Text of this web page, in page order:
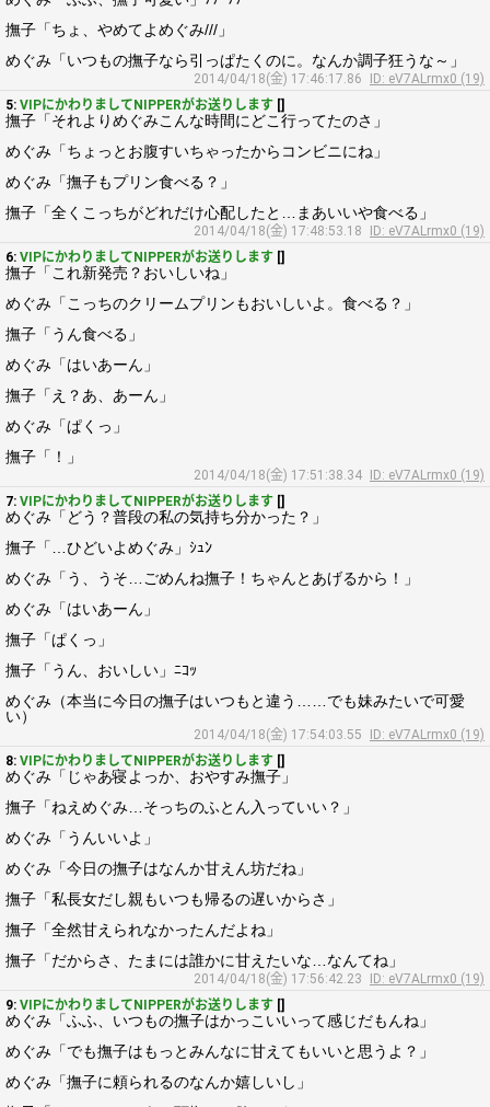
撫子「ちょ、やめてよめぐみ///」
めぐみ「いつもの撫子なら引っぱたくのに。なんか調子狂うな～」
2014/04/18(金) 17:46:17.86
ID: eV7ALrmx0 (19)
5: VIPにかわりましてNIPPERがお送りします []
撫子「それよりめぐみこんな時間にどこ行ってたのさ」
めぐみ「ちょっとお腹すいちゃったからコンビニにね」
めぐみ「撫子もプリン食べる？」
撫子「全くこっちがどれだけ心配したと…まあいいや食べる」
2014/04/18(金) 17:48:53.18
ID: eV7ALrmx0 (19)
6: VIPにかわりましてNIPPERがお送りします []
撫子「これ新発売？おいしいね」
めぐみ「こっちのクリームプリンもおいしいよ。食べる？」
撫子「うん食べる」
めぐみ「はいあーん」
撫子「え？あ、あーん」
めぐみ「ぱくっ」
撫子「！」
2014/04/18(金) 17:51:38.34
ID: eV7ALrmx0 (19)
7: VIPにかわりましてNIPPERがお送りします []
めぐみ「どう？普段の私の気持ち分かった？」
撫子「…ひどいよめぐみ」ｼｭﾝ
めぐみ「う、うそ…ごめんね撫子！ちゃんとあげるから！」
めぐみ「はいあーん」
撫子「ぱくっ」
撫子「うん、おいしい」ﾆｺｯ
めぐみ（本当に今日の撫子はいつもと違う……でも妹みたいで可愛
い）
2014/04/18(金) 17:54:03.55
ID: eV7ALrmx0 (19)
8: VIPにかわりましてNIPPERがお送りします []
めぐみ「じゃあ寝よっか、おやすみ撫子」
撫子「ねえめぐみ…そっちのふとん入っていい？」
めぐみ「うんいいよ」
めぐみ「今日の撫子はなんか甘えん坊だね」
撫子「私長女だし親もいつも帰るの遅いからさ」
撫子「全然甘えられなかったんだよね」
撫子「だからさ、たまには誰かに甘えたいな…なんてね」
2014/04/18(金) 17:56:42.23
ID: eV7ALrmx0 (19)
9: VIPにかわりましてNIPPERがお送りします []
めぐみ「ふふ、いつもの撫子はかっこいいって感じだもんね」
めぐみ「でも撫子はもっとみんなに甘えてもいいと思うよ？」
めぐみ「撫子に頼られるのなんか嬉しいし」